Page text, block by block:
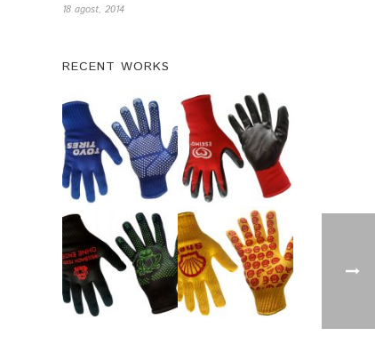
18 agost, 2014
RECENT WORKS